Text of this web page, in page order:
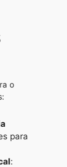
o
para
: